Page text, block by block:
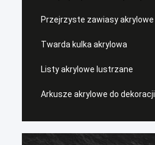
Przejrzyste zawiasy akrylowe
Twarda kulka akrylowa
Listy akrylowe lustrzane
Arkusze akrylowe do dekoracji